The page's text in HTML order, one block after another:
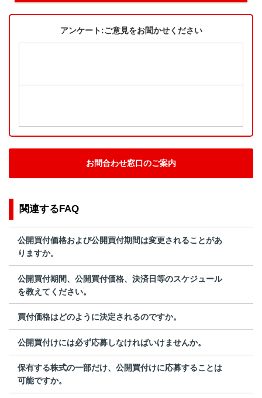
アンケート:ご意見をお聞かせください
お問合わせ窓口のご案内
関連するFAQ
公開買付価格および公開買付期間は変更されることがあ
りますか。
公開買付期間、公開買付価格、決済日等のスケジュール
を教えてください。
買付価格はどのように決定されるのですか。
公開買付けには必ず応募しなければいけませんか。
保有する株式の一部だけ、公開買付けに応募することは
可能ですか。